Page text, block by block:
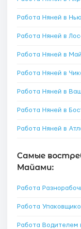
Работа Няней в
Работа Няней в
Работа Няней в
Работа Няней в
Работа Няней в
Работа Няней в
Работа Няней в
Самые
Майами:
Работа
Работа
Работа Водителем